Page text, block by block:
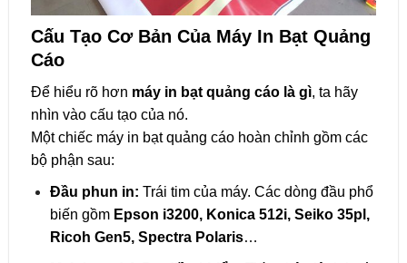
Cấu Tạo Cơ Bản Của Máy In Bạt Quảng
Cáo
Để hiểu rõ hơn máy in bạt quảng cáo là gì, ta hãy
nhìn vào cấu tạo của nó.
Một chiếc máy in bạt quảng cáo hoàn chỉnh gồm các
bộ phận sau:
Đầu phun in: Trái tim của máy. Các dòng đầu phổ
biến gồm Epson i3200, Konica 512i, Seiko 35pl,
Ricoh Gen5, Spectra Polaris…